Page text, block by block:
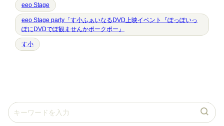
eeo Stage
eeo Stage party「す小ふぁいなるDVD上映イベント『ぽっぽいっ
ぽにDVDでぽ観ませんかポークポー』
す小